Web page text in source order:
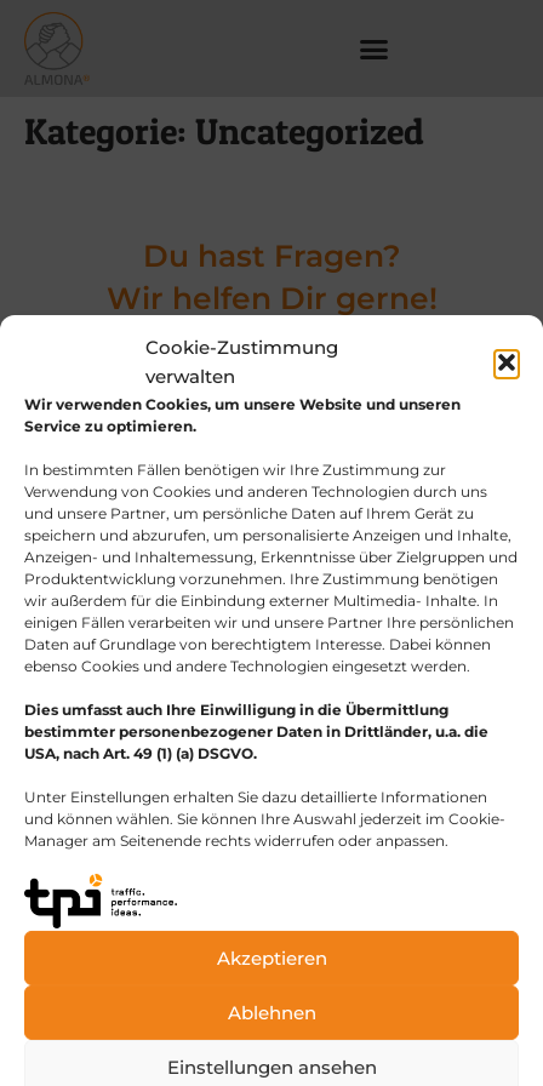
Cookie-Zustimmung
verwalten
Wir verwenden Cookies, um unsere Website und unseren
Service zu optimieren.
In bestimmten Fällen benötigen wir Ihre Zustimmung zur
Verwendung von Cookies und anderen Technologien durch uns
und unsere Partner, um persönliche Daten auf Ihrem Gerät zu
speichern und abzurufen, um personalisierte Anzeigen und Inhalte,
Anzeigen- und Inhaltemessung, Erkenntnisse über Zielgruppen und
Produktentwicklung vorzunehmen. Ihre Zustimmung benötigen
wir außerdem für die Einbindung externer Multimedia- Inhalte. In
einigen Fällen verarbeiten wir und unsere Partner Ihre persönlichen
Daten auf Grundlage von berechtigtem Interesse. Dabei können
ebenso Cookies und andere Technologien eingesetzt werden.
Dies umfasst auch Ihre Einwilligung in die Übermittlung
bestimmter personenbezogener Daten in Drittländer, u.a. die
USA, nach Art. 49 (1) (a) DSGVO.
Unter Einstellungen erhalten Sie dazu detaillierte Informationen
und können wählen. Sie können Ihre Auswahl jederzeit im Cookie-
Manager am Seitenende rechts widerrufen oder anpassen.
Akzeptieren
Ablehnen
Einstellungen ansehen
Kategorie: Uncategorized
Du hast Fragen?
Wir helfen Dir gerne!
Anschrift
Wattstraße 9, 13355 Berlin
E-Mail Adresse
kontakt@almonahilfen.de
Telefonnummer
030 47067891